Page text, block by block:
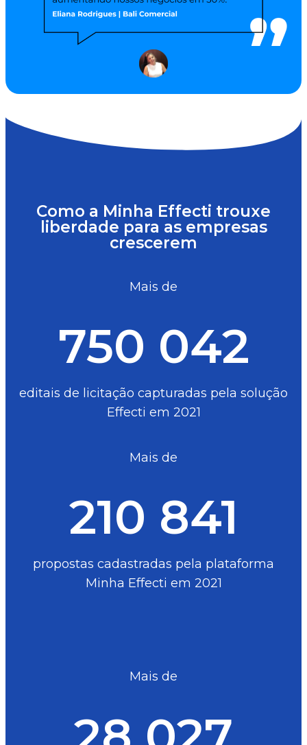
Como a Minha Effecti trouxe
liberdade para as empresas
crescerem
Mais de
750 042
editais de licitação capturadas pela solução
Effecti em 2021
Mais de
210 841
propostas cadastradas pela plataforma
Minha Effecti em 2021
Mais de